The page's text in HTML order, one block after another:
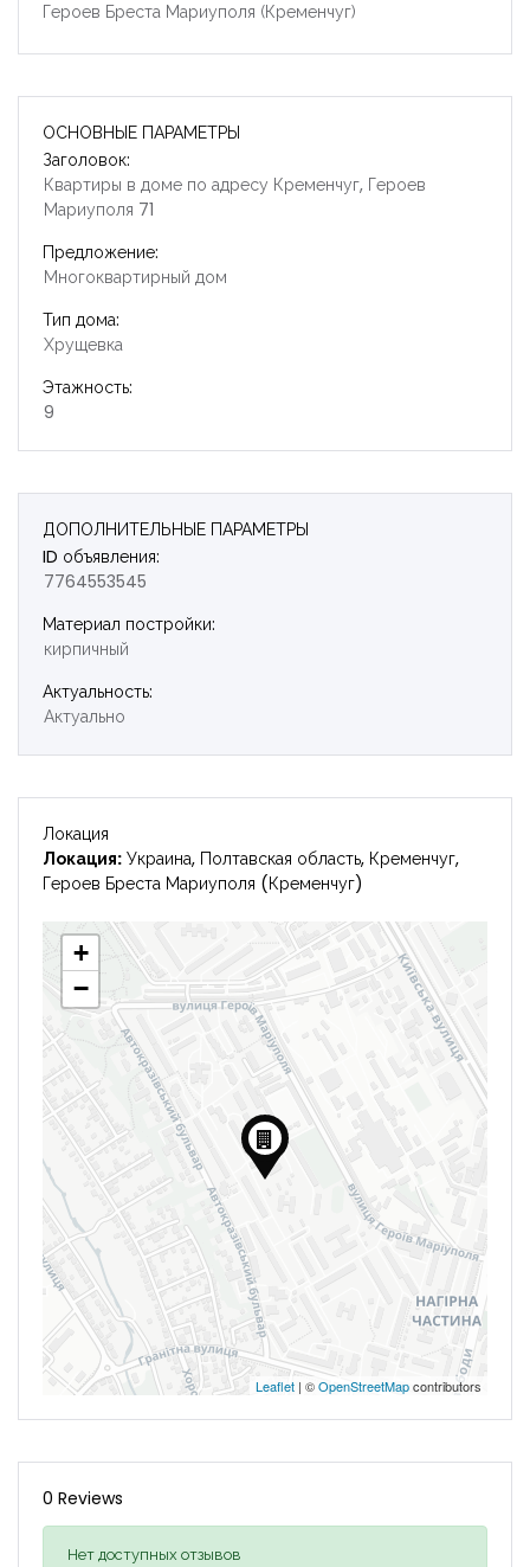
Героев Бреста Мариуполя (Кременчуг)
ОСНОВНЫЕ ПАРАМЕТРЫ
Заголовок:
Квартиры в доме по адресу Кременчуг, Героев
Мариуполя 71
Предложение:
Многоквартирный дом
Тип дома:
Хрущевка
Этажность:
9
ДОПОЛНИТЕЛЬНЫЕ ПАРАМЕТРЫ
ID объявления:
7764553545
Материал постройки:
кирпичный
Актуальность:
Актуально
Локация
Локация: Украина, Полтавская область, Кременчуг,
Героев Бреста Мариуполя (Кременчуг)
+
−
Leaflet | ©OpenStreetMapcontributors
0 Reviews
Нет доступных отзывов
Запомнить